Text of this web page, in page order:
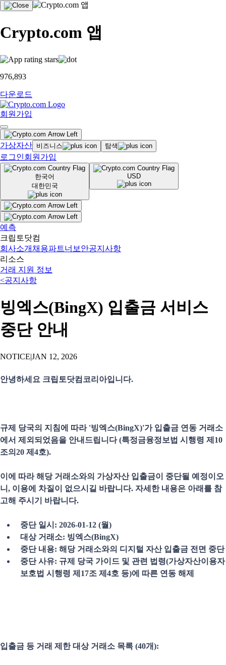
Crypto.com 앱
976,893
다운로드
회원가입
가상자산 비즈니스 탐색
로그인회원가입
한국어
대한민국
USD
예측
크립토닷컴
회사소개 채용파트너 보안공지사항
리소스
거래 지원 정보
<공지사항
빙엑스(BingX) 입출금 서비스
중단 안내
NOTICE|JAN 12, 2026
안녕하세요 크립토닷컴코리아입니다.
규제 당국의 지침에 따라 '빙엑스(BingX)'가 입출금 연동 거래소
에서 제외되었음을 안내드립니다 (특정금융정보법 시행령 제10
조의20 제4호).
이에 따라 해당 거래소와의 가상자산 입출금이 중단될 예정이오
니, 이용에 차질이 없으시길 바랍니다. 자세한 내용은 아래를 참
고해 주시기 바랍니다.
중단 일시: 2026-01-12 (월)
대상 거래소: 빙엑스(BingX)
중단 내용: 해당 거래소와의 디지털 자산 입출금 전면 중단
중단 사유: 규제 당국 가이드 및 관련 법령(가상자산이용자
보호법 시행령 제17조 제4호 등)에 따른 연동 해제
입출금 등 거래 제한 대상 거래소 목록 (40개):